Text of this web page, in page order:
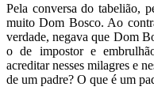
Pela conversa do tabelião,
muito Dom Bosco. Ao
verdade, negava que Dom
o de impostor e
acreditar nesses milagres e
de um padre? O que é um